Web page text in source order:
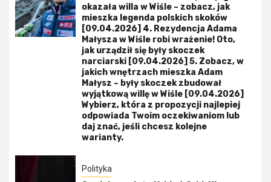
okazała willa w Wiśle – zobacz, jak
mieszka legenda polskich skoków
[09.04.2026] 4. Rezydencja Adama
Małysza w Wiśle robi wrażenie! Oto,
jak urządził się były skoczek
narciarski [09.04.2026] 5. Zobacz, w
jakich wnętrzach mieszka Adam
Małysz – były skoczek zbudował
wyjątkową willę w Wiśle [09.04.2026]
Wybierz, która z propozycji najlepiej
odpowiada Twoim oczekiwaniom lub
daj znać, jeśli chcesz kolejne
warianty.
Polityka